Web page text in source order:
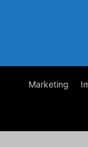
Marketing